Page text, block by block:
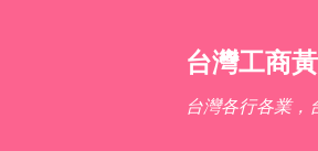
台灣工商
台灣各行各業，